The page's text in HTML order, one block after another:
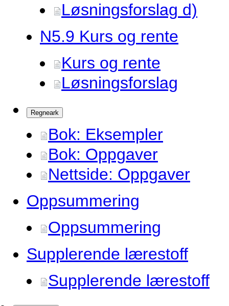
Løsningsforslag d)
N5.9 Kurs og rente
Kurs og rente
Løsningsforslag
Regneark
Bok: Eksempler
Bok: Oppgaver
Nettside: Oppgaver
Oppsummering
Oppsummering
Supplerende lærestoff
Supplerende lærestoff